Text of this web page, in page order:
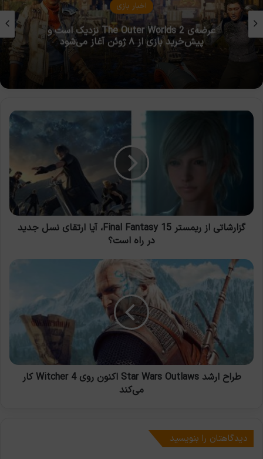
مقالات بازی
10 بازی نقش آفرینی با جهان‌های فراموش نشدنی و
ایمرسیو
گزارشاتی
نسل
جدید
است؟
گزارشاتی از ریمستر Final Fantasy 15، آیا ارتقای نسل جدید
در راه است؟
طراح
ارشد
4
طراح ارشد Star Wars Outlaws اکنون روی Witcher 4 کار
می‌کند
دیدگاهتان را بنویسید